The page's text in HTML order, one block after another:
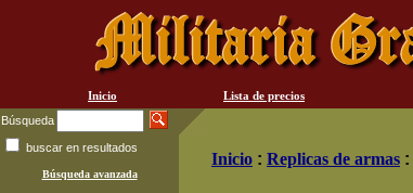
Inicio Lista de precios
Búsqueda
buscar en resultados
Búsqueda avanzada
Inicio : Replicas de armas :